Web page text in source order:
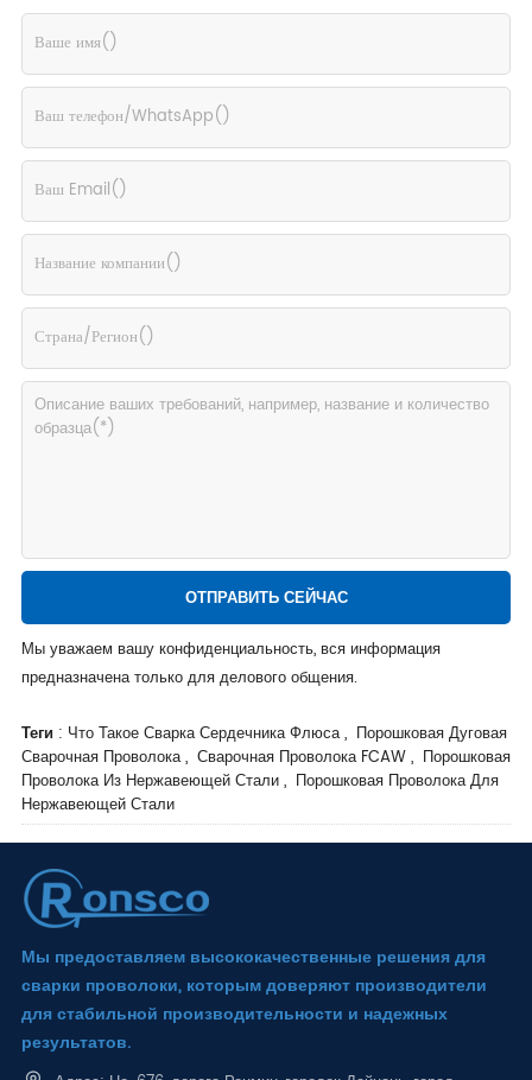
Мы уважаем вашу конфиденциальность, вся информация
предназначена только для делового общения.
Теги : Что Такое Сварка Сердечника Флюса, Порошковая Дуговая
Сварочная Проволока, Сварочная Проволока FCAW, Порошковая
Проволока Из Нержавеющей Стали, Порошковая Проволока Для
Нержавеющей Стали
Мы предоставляем высококачественные решения для
сварки проволоки, которым доверяют производители
для стабильной производительности и надежных
результатов.